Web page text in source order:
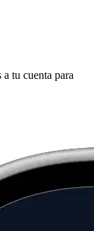
tu cuenta para